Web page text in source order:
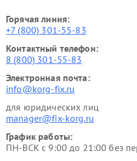
Горячая линия:
+7 (800) 301-55-83
Контактный телефон:
8 (800) 301-55-83
Электронная почта:
info@korg-fix.ru
для юридических лиц
manager@fix-korg.ru
График работы:
ПН-ВСК с 9:00 до 21:00 без